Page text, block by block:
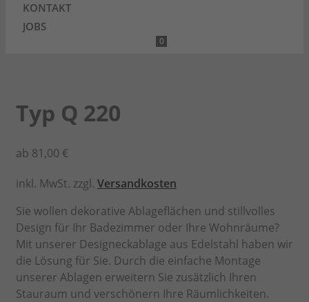
KONTAKT
JOBS
0
Typ Q 220
ab 81,00 €
inkl. MwSt. zzgl. Versandkosten
Sie wollen dekorative Ablageflächen und stillvolles
Design für Ihr Badezimmer oder Ihre Wohnräume?
Mit unserer Designeckablage aus Edelstahl haben wir
die Lösung für Sie. Durch die einfache Montage
unserer Ablagen erweitern Sie zusätzlich Ihren
Stauraum und verschönern Ihre Räumlichkeiten.